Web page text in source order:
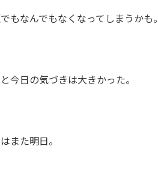
もなんでもなくなってしまうかも。
今日の気づきは大きかった。
また明日。